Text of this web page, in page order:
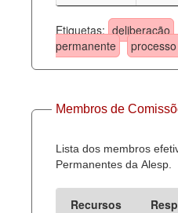
Etiquetas: deliberação
permanente
Membros de
Lista dos membros
Permanentes da Alesp.
Recursos